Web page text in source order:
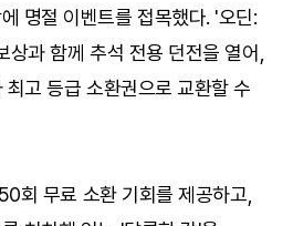
명절 이벤트를 접목했다. '오딘:
상과 함께 추석 전용 던전을 열어,
고 등급 소환권으로 교환할 수
회 무료 소환 기회를 제공하고,